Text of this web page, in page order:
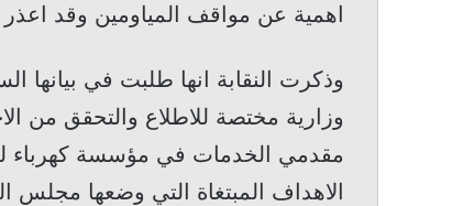
اهمية عن مواقف المياومين وقد اعذر
وذكرت النقابة انها طلبت في بيانها
وزارية مختصة للاطلاع والتحقق من
مقدمي الخدمات في مؤسسة كهرباء
الاهداف المبتغاة التي وضعها مجلس